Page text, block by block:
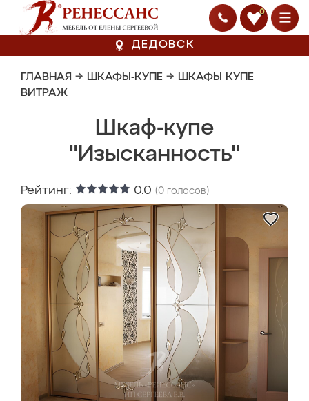
0
ДЕДОВСК
ГЛАВНАЯ → ШКАФЫ-КУПЕ → ШКАФЫ КУПЕ
ВИТРАЖ
Шкаф-купе
"Изысканность"
Рейтинг: 0.0 (0 голосов)